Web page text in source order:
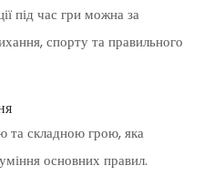
під час гри можна за
спорту та правильного
та складною грою, яка
основних правил.